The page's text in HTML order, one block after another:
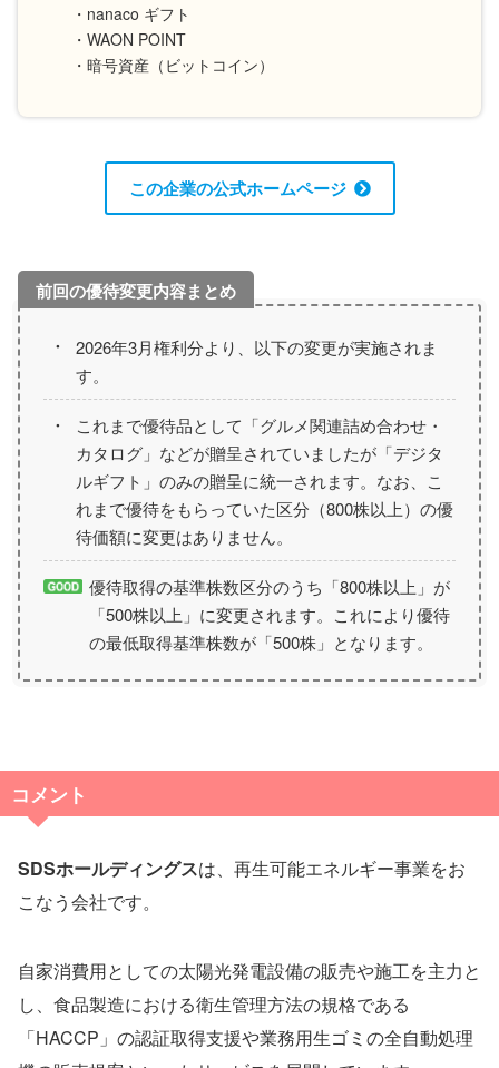
・nanaco ギフト
・WAON POINT
・暗号資産（ビットコイン）
この企業の公式ホームページ
2026年3月権利分より、以下の変更が実施されま
す。
これまで優待品として「グルメ関連詰め合わせ・
カタログ」などが贈呈されていましたが「デジタ
ルギフト」のみの贈呈に統一されます。なお、こ
れまで優待をもらっていた区分（800株以上）の優
待価額に変更はありません。
優待取得の基準株数区分のうち「800株以上」が
「500株以上」に変更されます。これにより優待
の最低取得基準株数が「500株」となります。
コメント
SDSホールディングスは、再生可能エネルギー事業をお
こなう会社です。
自家消費用としての太陽光発電設備の販売や施工を主力と
し、食品製造における衛生管理方法の規格である
「HACCP」の認証取得支援や業務用生ゴミの全自動処理